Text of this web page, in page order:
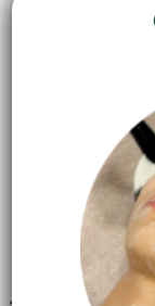
het eau